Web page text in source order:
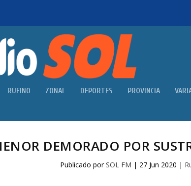
RUFINO ZONAL DEPORTES PROVINCIA
DEMORADO POR
Publicado porSOL FM | 27 Jun 2020 |